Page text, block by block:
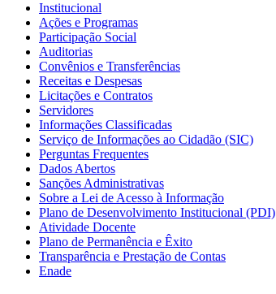
Institucional
Ações e Programas
Participação Social
Auditorias
Convênios e Transferências
Receitas e Despesas
Licitações e Contratos
Servidores
Informações Classificadas
Serviço de Informações ao Cidadão (SIC)
Perguntas Frequentes
Dados Abertos
Sanções Administrativas
Sobre a Lei de Acesso à Informação
Plano de Desenvolvimento Institucional (PDI)
Atividade Docente
Plano de Permanência e Êxito
Transparência e Prestação de Contas
Enade